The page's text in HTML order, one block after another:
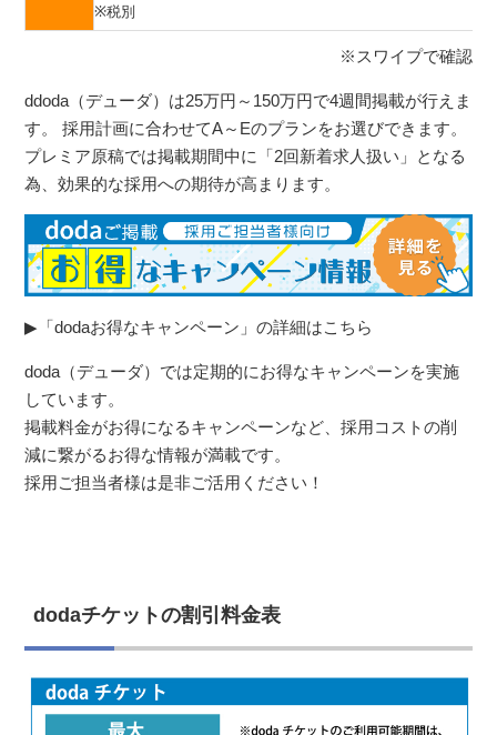
※税別
※スワイプで確認
ddoda（デューダ）は25万円～150万円で4週間掲載が行えま
す。 採用計画に合わせてA～Eのプランをお選びできます。
プレミア原稿では掲載期間中に「2回新着求人扱い」となる
為、効果的な採用への期待が高まります。
▶「dodaお得なキャンペーン」の詳細はこちら
doda（デューダ）では定期的にお得なキャンペーンを実施
しています。
掲載料金がお得になるキャンペーンなど、採用コストの削
減に繋がるお得な情報が満載です。
採用ご担当者様は是非ご活用ください！
dodaチケットの割引料金表